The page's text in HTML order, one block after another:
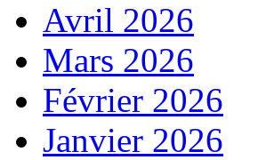
Avril 2026
Mars 2026
Février 2026
Janvier 2026